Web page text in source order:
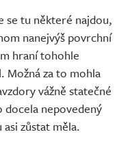
se tu některé najdou,
nanejvýš povrchní
hraní tohohle
Možná za to mohla
vážně statečné
docela nepovedený
zůstat měla.